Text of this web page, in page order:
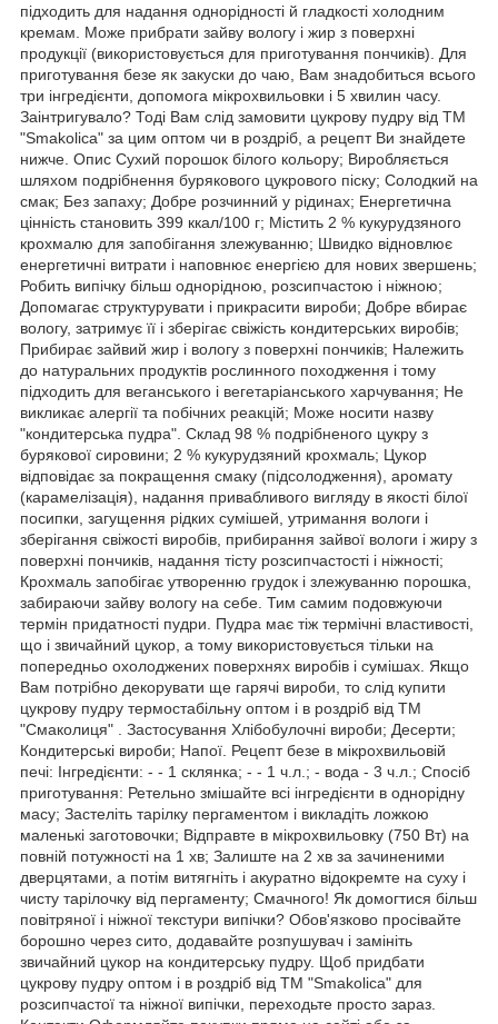
підходить для надання однорідності й гладкості холодним
кремам. Може прибрати зайву вологу і жир з поверхні
продукції (використовується для приготування пончиків). Для
приготування безе як закуски до чаю, Вам знадобиться всього
три інгредієнти, допомога мікрохвильовки і 5 хвилин часу.
Заінтригувало? Тоді Вам слід замовити цукрову пудру від ТМ
"Smakolica" за цим оптом чи в роздріб, а рецепт Ви знайдете
нижче. Опис Сухий порошок білого кольору; Виробляється
шляхом подрібнення бурякового цукрового піску; Солодкий на
смак; Без запаху; Добре розчинний у рідинах; Енергетична
цінність становить 399 ккал/100 г; Містить 2 % кукурудзяного
крохмалю для запобігання злежуванню; Швидко відновлює
енергетичні витрати і наповнює енергією для нових звершень;
Робить випічку більш однорідною, розсипчастою і ніжною;
Допомагає структурувати і прикрасити вироби; Добре вбирає
вологу, затримує її і зберігає свіжість кондитерських виробів;
Прибирає зайвий жир і вологу з поверхні пончиків; Належить
до натуральних продуктів рослинного походження і тому
підходить для веганського і вегетаріанського харчування; Не
викликає алергії та побічних реакцій; Може носити назву
"кондитерська пудра". Склад 98 % подрібненого цукру з
бурякової сировини; 2 % кукурудзяний крохмаль; Цукор
відповідає за покращення смаку (підсолодження), аромату
(карамелізація), надання привабливого вигляду в якості білої
посипки, загущення рідких сумішей, утримання вологи і
зберігання свіжості виробів, прибирання зайвої вологи і жиру з
поверхні пончиків, надання тісту розсипчастості і ніжності;
Крохмаль запобігає утворенню грудок і злежуванню порошка,
забираючи зайву вологу на себе. Тим самим подовжуючи
термін придатності пудри. Пудра має тіж термічні властивості,
що і звичайний цукор, а тому використовується тільки на
попередньо охолоджених поверхнях виробів і сумішах. Якщо
Вам потрібно декорувати ще гарячі вироби, то слід купити
цукрову пудру термостабільну оптом і в роздріб від ТМ
"Смаколиця" . Застосування Хлібобулочні вироби; Десерти;
Кондитерські вироби; Напої. Рецепт безе в мікрохвильовій
печі: Інгредієнти: - - 1 склянка; - - 1 ч.л.; - вода - 3 ч.л.; Спосіб
приготування: Ретельно змішайте всі інгредієнти в однорідну
масу; Застеліть тарілку пергаментом і викладіть ложкою
маленькі заготовочки; Відправте в мікрохвильовку (750 Вт) на
повній потужності на 1 хв; Залиште на 2 хв за зачиненими
дверцятами, а потім витягніть і акуратно відокремте на суху і
чисту тарілочку від пергаменту; Смачного! Як домогтися більш
повітряної і ніжної текстури випічки? Обов'язково просівайте
борошно через сито, додавайте розпушувач і замініть
звичайний цукор на кондитерську пудру. Щоб придбати
цукрову пудру оптом і в роздріб від ТМ "Smakolica" для
розсипчастої та ніжної випічки, переходьте просто зараз.